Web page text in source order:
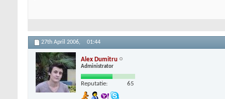
27th April 2006, 01:44
Alex Dumitru
Administrator
Reputatie: 65